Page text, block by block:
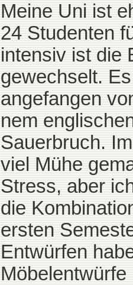
Meine Uni ist
24 Studenten
intensiv ist die
gewechselt.
angefangen
nem
Sauerbruch.
viel Mühe
Stress, aber
die
ersten
Entwürfen
Möbelentwürfe